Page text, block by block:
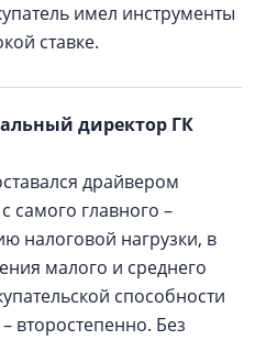
имел инструменты
ставке.
директор ГК
драйвером
самого главного –
налоговой нагрузки, в
малого и среднего
способности
второстепенно. Без